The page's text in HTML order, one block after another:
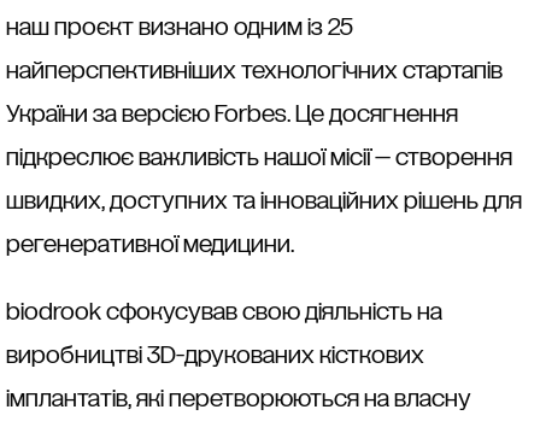
наш проєкт визнано одним із 25
найперспективніших технологічних стартапів
України за версією Forbes. Це досягнення
підкреслює важливість нашої місії — створення
швидких, доступних та інноваційних рішень для
регенеративної медицини.
biodrook сфокусував свою діяльність на
виробництві 3D-друкованих кісткових
імплантатів, які перетворюються на власну